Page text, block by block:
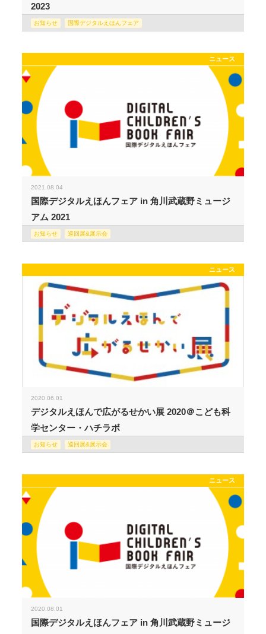
2023
お知らせ 国際デジタルえほんフェア
ニュース
2021.08.04
国際デジタルえほんフェア in 角川武蔵野ミュージ
アム 2021
お知らせ 巡回展&展示会
ニュース
2020.06.01
デジタルえほんで広がるせかい展 2020＠こども科
学センター・ハチラボ
お知らせ 巡回展&展示会
ニュース
2020.08.01
国際デジタルえほんフェア in 角川武蔵野ミュージ